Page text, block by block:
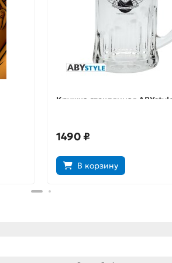
Кружка стеклянная
1490 ₽
В корзину